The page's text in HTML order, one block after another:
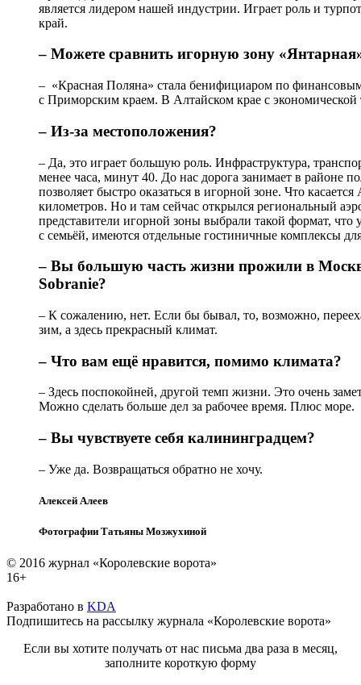
является лидером нашей индустрии. Играет роль и
край.
– Можете сравнить игорную зону
– «Красная Поляна» стала бенифициаром по
с Приморским краем. В Алтайском крае с экономической
– Из-за местоположения?
– Да, это играет большую роль. Инфраструктура,
менее часа, минут 40. До нас дорога занимает в районе
позволяет быстро оказаться в игорной зоне. Что
километров. Но и там сейчас открылся региональный
представители игорной зоны выбрали такой формат, что
с семьёй, имеются отдельные гостиничные комплексы
– Вы большую часть жизни прожили в
Sobranie?
– К сожалению, нет. Если бы бывал, то, возможно,
зим, а здесь прекрасный климат.
– Что вам ещё нравится, помимо климата?
– Здесь поспокойней, другой темп жизни. Это очень
Можно сделать больше дел за рабочее время. Плюс море.
– Вы чувствуете себя калининградцем?
– Уже да. Возвращаться обратно не хочу.
Алексей Алеев
Фотографии Татьяны Мозжухиной
© 2016 журнал «Королевские ворота»
16+
Разработано в KDA
Подпишитесь на рассылку журнала «Королевские ворота»
Если вы хотите получать от нас письма два раза в месяц,
заполните короткую форму